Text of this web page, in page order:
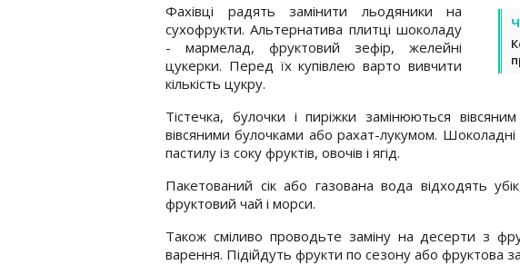
Фахівці радять замінити льодяники на
сухофрукти. Альтернатива плитці шоколаду
- мармелад, фруктовий зефір, желейні
цукерки. Перед їх купівлею варто вивчити
кількість цукру.
Тістечка, булочки і пиріжки замінюються
вівсяними булочками або рахат-лукумом.
пастилу із соку фруктів, овочів і ягід.
Пакетований сік або газована вода відходять
фруктовий чай і морси.
Також сміливо проводьте заміну на десерти з
варення. Підійдуть фрукти по сезону або фруктова